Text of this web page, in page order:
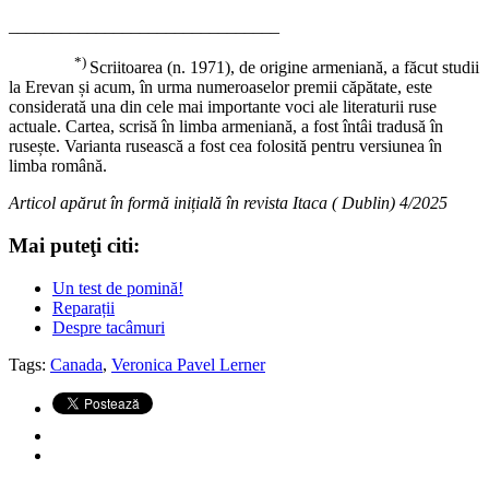
*) Scriitoarea (n. 1971), de origine armeniană, a făcut studii
la Erevan și acum, în urma numeroaselor premii căpătate, este
considerată una din cele mai importante voci ale literaturii ruse
actuale. Cartea, scrisă în limba armeniană, a fost întâi tradusă în
rusește. Varianta rusească a fost cea folosită pentru versiunea în
limba română.
Articol apărut în formă inițială în revista Itaca ( Dublin) 4/2025
Mai puteţi citi:
Un test de pomină!
Reparații
Despre tacâmuri
Tags: Canada, Veronica Pavel Lerner